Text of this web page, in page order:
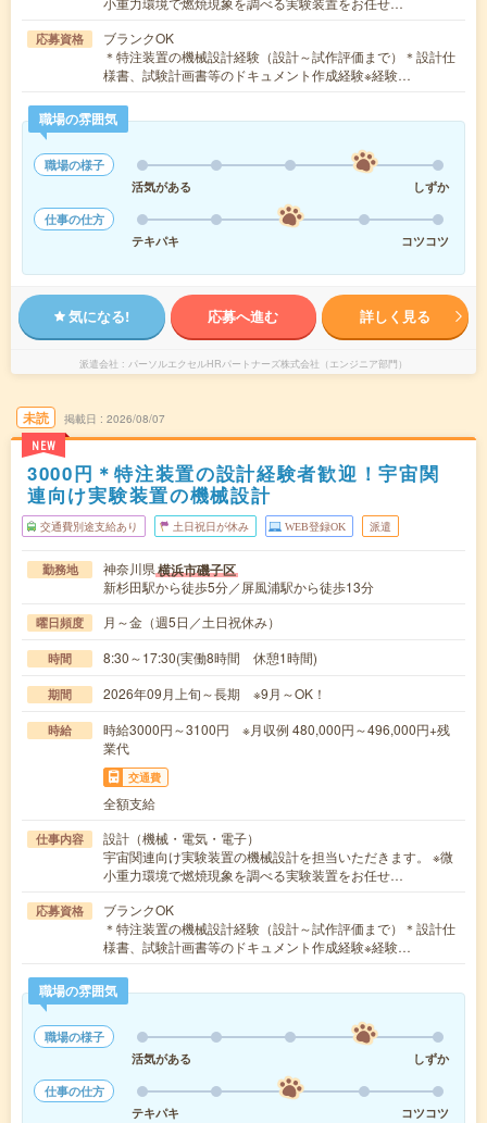
応募資格
ブランクOK
＊特注装置の機械設計経験（設計～試作評価まで）＊設計仕
様書、試験計画書等のドキュメント作成経験※経験…
職場の雰囲気
職場の様子
活気がある
しずか
仕事の仕方
テキパキ
コツコツ
気になる! 応募へ進む 詳しく見る
派遣会社 パーソルエクセルHRパートナーズ株式会社（エンジニア部門）
未読
NEW
掲載日 2026/08/07
3000円＊特注装置の設計経験者歓迎！宇宙関
連向け実験装置の機械設計
交通費別途支給あり 土日祝日が休み WEB登録OK 派遣
勤務地 神奈川県横浜市磯子区
新杉田駅から徒歩5分／屏風浦駅から徒歩13分
曜日頻度 月～金（週5日／土日祝休み）
時間 8:30～17:30(実働8時間 休憩1時間)
期間 2026年09月上旬～長期 ※9月～OK！
時給
時給3000円～3100円 ※月収例 480,000円～496,000円+残
業代
交通費
全額支給
仕事内容
設計（機械・電気・電子）
宇宙関連向け実験装置の機械設計を担当いただきます。 ※微
小重力環境で燃焼現象を調べる実験装置をお任せ…
応募資格
ブランクOK
＊特注装置の機械設計経験（設計～試作評価まで）＊設計仕
様書、試験計画書等のドキュメント作成経験※経験…
職場の雰囲気
職場の様子
活気がある
しずか
仕事の仕方
テキパキ
コツコツ